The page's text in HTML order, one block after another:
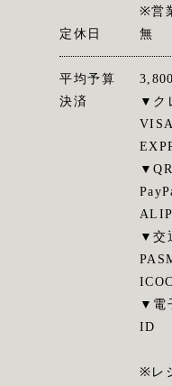
※営
定休日
無
平均予算
決済
▼ク
▼交
▼電
ID
※レ